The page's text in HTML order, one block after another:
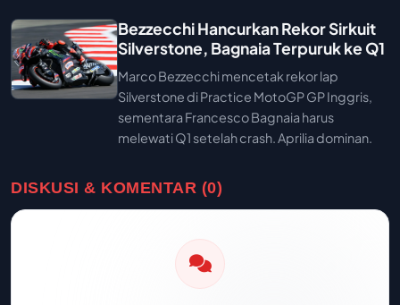
Bezzecchi Hancurkan Rekor Sirkuit
Silverstone, Bagnaia Terpuruk ke Q1
Marco Bezzecchi mencetak rekor lap
Silverstone di Practice MotoGP GP Inggris,
sementara Francesco Bagnaia harus
melewati Q1 setelah crash. Aprilia dominan.
DISKUSI & KOMENTAR (0)